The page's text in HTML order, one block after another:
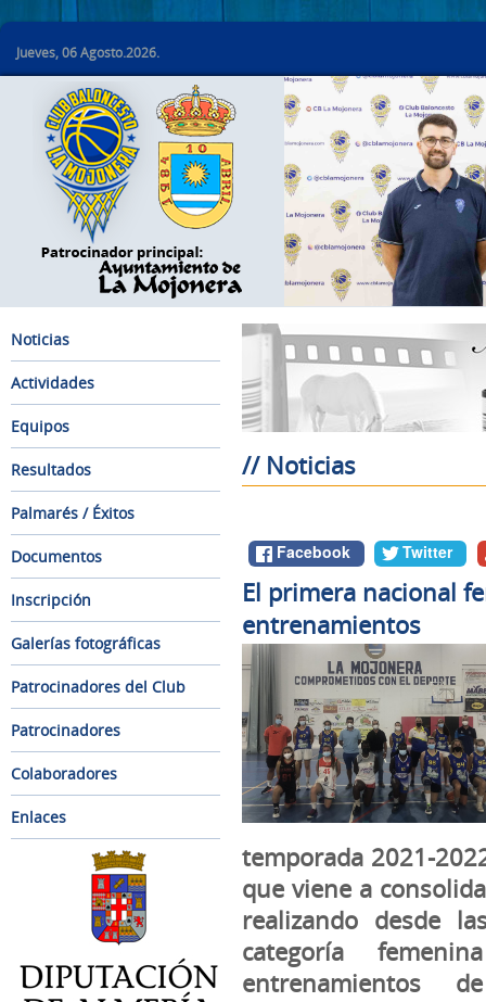
Jueves, 06 Agosto.2026.
Noticias
Actividades
Equipos
Resultados
Palmarés / Éxitos
Documentos
Inscripción
Galerías fotográficas
Patrocinadores del Club
Patrocinadores
Colaboradores
Enlaces
// Noticias
Facebook Twitter
El primera nacional
entrenamientos
temporada 2021-
que viene a
realizando desde
categoría
entrenamientos